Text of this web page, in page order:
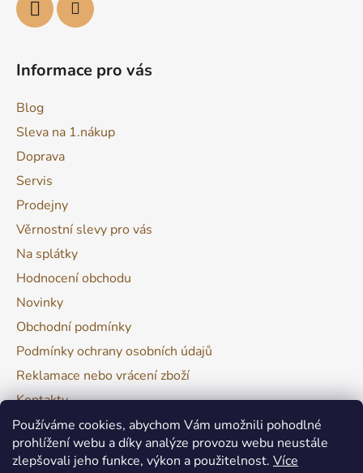
Používáme cookies, abychom Vám umožnili pohodlné
prohlížení webu a díky analýze provozu webu neustále
zlepšovali jeho funkce, výkon a použitelnost. Více
Informace pro vás
Blog
Sleva na 1.nákup
Doprava
Servis
Prodejny
Věrnostní slevy pro vás
Na splátky
Hodnocení obchodu
Novinky
Obchodní podmínky
Podmínky ochrany osobních údajů
Reklamace nebo vrácení zboží
Kontakty
Moje objednávka